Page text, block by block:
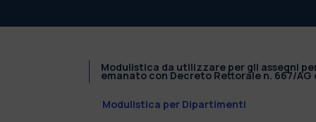
Modulistica da utilizzare per gli assegni
emanato con Decreto Rettorale n. 667/AG
Modulistica per Dipartimenti